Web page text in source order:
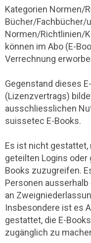
Kategorien Normen/
Bücher/Fachbücher/
Normen/Richtlinien/
können im Abo (E-
Verrechnung
Gegenstand dieses
(Lizenzvertrags)
ausschliesslichen
suissetec E-Books.
Es ist nicht
geteilten Logins oder
Books zuzugreifen.
Personen
an
Insbesondere ist es
gestattet, die E-
zugänglich zu